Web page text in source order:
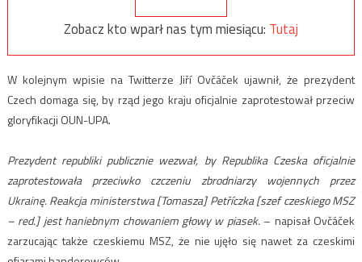
Zobacz kto wparł nas tym miesiącu: Tutaj
W kolejnym wpisie na Twitterze Jiří Ovčáček ujawnił, że prezydent
Czech domaga się, by rząd jego kraju oficjalnie zaprotestował przeciw
gloryfikacji OUN-UPA.
Prezydent republiki publicznie wezwał, by Republika Czeska oficjalnie
zaprotestowała przeciwko czczeniu zbrodniarzy wojennych przez
Ukrainę. Reakcja ministerstwa [Tomasza] Petříczka [szef czeskiego MSZ
– red.] jest haniebnym chowaniem głowy w piasek. – napisał Ovčáček
zarzucając także czeskiemu MSZ, że nie ujęło się nawet za czeskimi